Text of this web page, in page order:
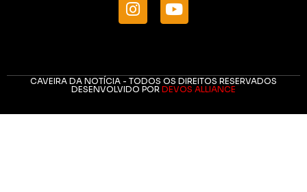
CAVEIRA DA NOTÍCIA - TODOS OS DIREITOS RESERVADOS
DESENVOLVIDO POR DEVOS ALLIANCE